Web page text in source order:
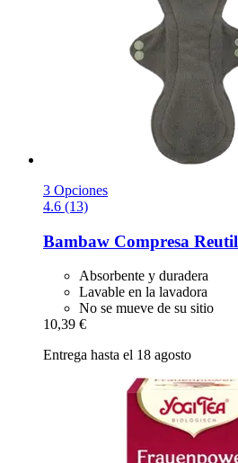
3 Opciones
4.6 (13)
Bambaw Compresa
Absorbente y duradera
Lavable en la lavadora
No se mueve de su sitio
10,39 €
Entrega hasta el 18 agosto